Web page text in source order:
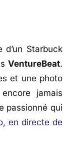
Starbuck
VentureBeat.
et une photo
jamais
passionné qui
en directe de